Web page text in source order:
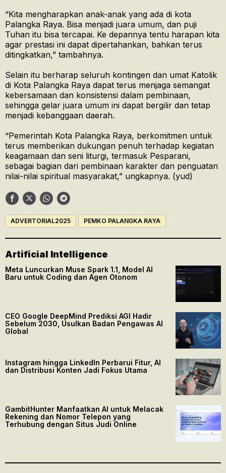
“Kita mengharapkan anak-anak yang ada di kota
Palangka Raya. Bisa menjadi juara umum, dan puji
Tuhan itu bisa tercapai. Ke depannya tentu harapan kita
agar prestasi ini dapat dipertahankan, bahkan terus
ditingkatkan,” tambahnya.
Selain itu berharap seluruh kontingen dan umat Katolik
di Kota Palangka Raya dapat terus menjaga semangat
kebersamaan dan konsistensi dalam pembinaan,
sehingga gelar juara umum ini dapat bergilir dan tetap
menjadi kebanggaan daerah.
“Pemerintah Kota Palangka Raya, berkomitmen untuk
terus memberikan dukungan penuh terhadap kegiatan
keagamaan dan seni liturgi, termasuk Pesparani,
sebagai bagian dari pembinaan karakter dan penguatan
nilai-nilai spiritual masyarakat,” ungkapnya. (yud)
ADVERTORIAL2025 PEMKO PALANGKA RAYA
Artificial Intelligence
Meta Luncurkan Muse Spark 1.1, Model AI
Baru untuk Coding dan Agen Otonom
CEO Google DeepMind Prediksi AGI Hadir
Sebelum 2030, Usulkan Badan Pengawas AI
Global
Instagram hingga LinkedIn Perbarui Fitur, AI
dan Distribusi Konten Jadi Fokus Utama
GambitHunter Manfaatkan AI untuk Melacak
Rekening dan Nomor Telepon yang
Terhubung dengan Situs Judi Online